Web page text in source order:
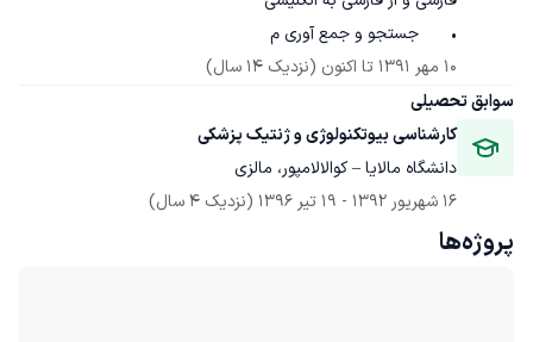
•	جستجو و جمع آوری م
10 مهر 1391
تا اکنون (نزدیک 14 سال)
سوابق تحصیلی
کارشناسی بیوتکنولوژی و ژنتیک پزشکی
دانشگاه مالایا – کوالالامپور، مالزی
16 شهریور 1392
- 19 تیر 1396 (نزدیک 4 سال)
پروژه‌ها